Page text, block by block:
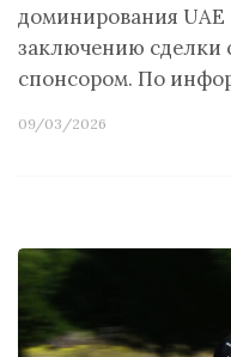
доминирования UAE
заключению сделки
спонсором. По
09/03/2026